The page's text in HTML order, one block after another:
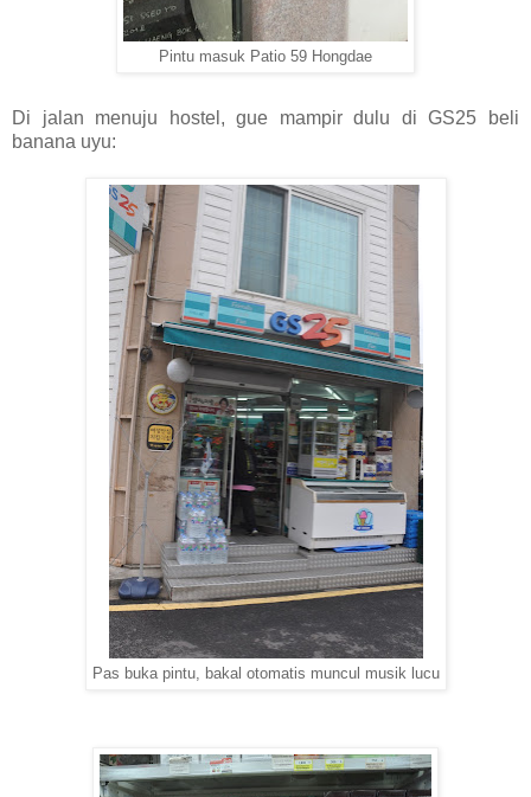
Pintu masuk Patio 59 Hongdae
Di jalan menuju hostel, gue mampir dulu di GS25 beli
banana uyu:
Pas buka pintu, bakal otomatis muncul musik lucu